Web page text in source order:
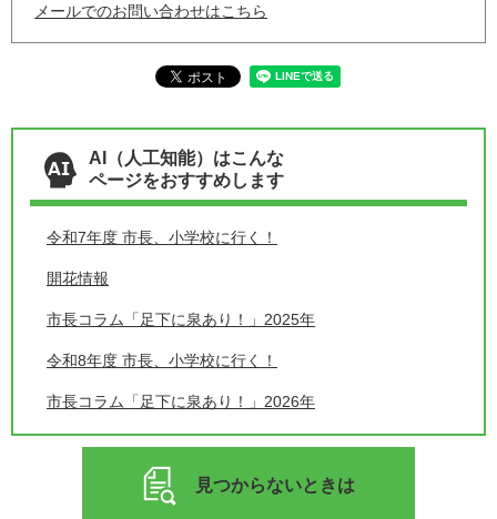
メールでのお問い合わせはこちら
AI（人工知能）はこんな
ページをおすすめします
令和7年度 市長、小学校に行く！
開花情報
市長コラム「足下に泉あり！」2025年
令和8年度 市長、小学校に行く！
市長コラム「足下に泉あり！」2026年
見つからないときは